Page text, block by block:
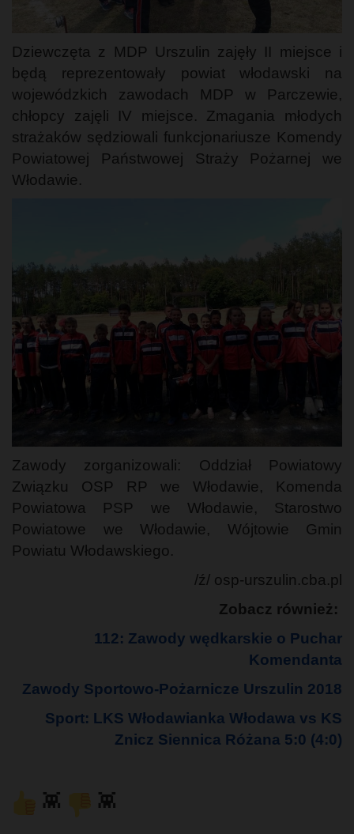
Dziewczęta z MDP Urszulin zajęły II miejsce i
będą reprezentowały powiat włodawski na
wojewódzkich zawodach MDP w Parczewie,
chłopcy zajęli IV miejsce. Zmagania młodych
strażaków sędziowali funkcjonariusze Komendy
Powiatowej Państwowej Straży Pożarnej we
Włodawie.
Zawody zorganizowali: Oddział Powiatowy
Związku OSP RP we Włodawie, Komenda
Powiatowa PSP we Włodawie, Starostwo
Powiatowe we Włodawie, Wójtowie Gmin
Powiatu Włodawskiego.
/ź/ osp-urszulin.cba.pl
Zobacz również:
112: Zawody wędkarskie o Puchar
Komendanta
Zawody Sportowo-Pożarnicze Urszulin 2018
Sport: LKS Włodawianka Włodawa vs KS
Znicz Siennica Różana 5:0 (4:0)
👾 👾